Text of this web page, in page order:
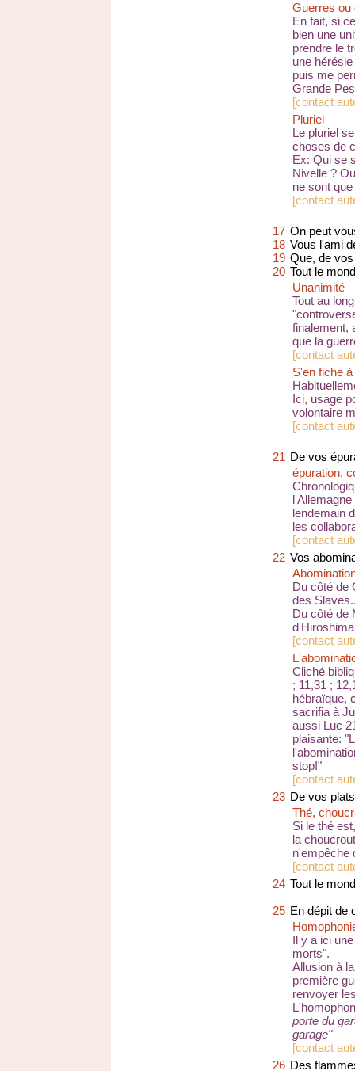
Guerres ou
En fait, si
bien une
prendre le
une
puis me
Grande
[contact
Pluriel
Le pluriel
choses de
Ex: Qui se
Nivelle ?
ne sont
[contact
17 On peut
18 Vous l'ami
19 Que, de
20 Tout le
Unanimité
Tout au
finalement,
que la
[contact
S'en fiche
Ici, usage
volontaire
[contact
21 De vos
épuration,
lendemain
les
[contact
22 Vos
Du côté de
des
Du côté de
[contact
Cliché
; 11,31 ;
hébraïque,
sacrifia à
aussi Luc
plaisante:
stop!"
[contact
23 De vos
Thé,
Si le thé
la
n'empêche
[contact
24 Tout le
25 En dépit de
Il y a ici
morts".
Allusion à
première
renvoyer
porte du
garage"
[contact
26 Des